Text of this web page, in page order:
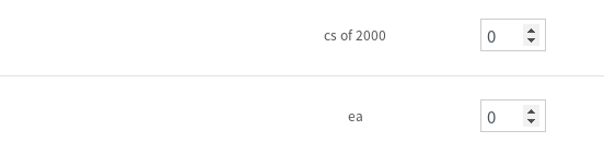
cs of 2000
ea